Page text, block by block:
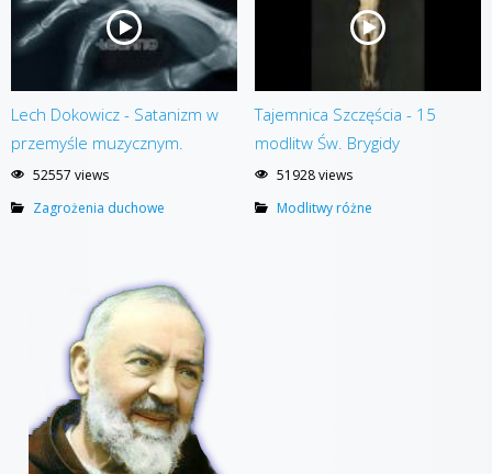
Lech Dokowicz - Satanizm w
przemyśle muzycznym.
52557 views
Zagrożenia duchowe
Tajemnica Szczęścia - 15
modlitw Św. Brygidy
51928 views
Modlitwy różne